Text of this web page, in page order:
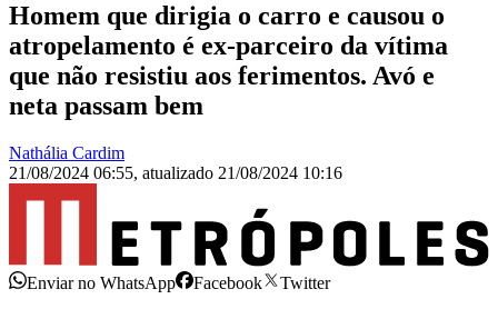
Homem que dirigia o carro e causou o
atropelamento é ex-parceiro da vítima
que não resistiu aos ferimentos. Avó e
neta passam bem
Nathália Cardim
21/08/2024 06:55, atualizado 21/08/2024 10:16
Enviar no WhatsApp Facebook
Twitter